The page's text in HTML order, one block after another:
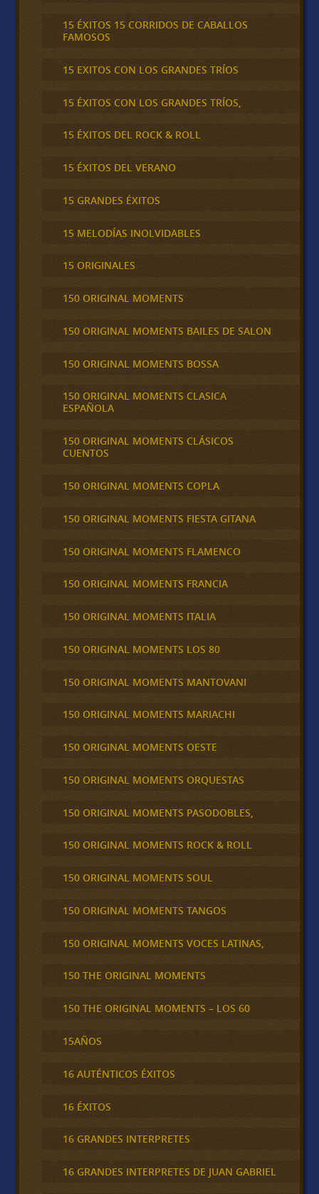
15 ÉXITOS 15 CORRIDOS DE CABALLOS
FAMOSOS
15 EXITOS CON LOS GRANDES TRÍOS
15 ÉXITOS CON LOS GRANDES TRÍOS,
15 ÉXITOS DEL ROCK & ROLL
15 ÉXITOS DEL VERANO
15 GRANDES ÉXITOS
15 MELODÍAS INOLVIDABLES
15 ORIGINALES
150 ORIGINAL MOMENTS
150 ORIGINAL MOMENTS BAILES DE SALON
150 ORIGINAL MOMENTS BOSSA
150 ORIGINAL MOMENTS CLASICA
ESPAÑOLA
150 ORIGINAL MOMENTS CLÁSICOS
CUENTOS
150 ORIGINAL MOMENTS COPLA
150 ORIGINAL MOMENTS FIESTA GITANA
150 ORIGINAL MOMENTS FLAMENCO
150 ORIGINAL MOMENTS FRANCIA
150 ORIGINAL MOMENTS ITALIA
150 ORIGINAL MOMENTS LOS 80
150 ORIGINAL MOMENTS MANTOVANI
150 ORIGINAL MOMENTS MARIACHI
150 ORIGINAL MOMENTS OESTE
150 ORIGINAL MOMENTS ORQUESTAS
150 ORIGINAL MOMENTS PASODOBLES,
150 ORIGINAL MOMENTS ROCK & ROLL
150 ORIGINAL MOMENTS SOUL
150 ORIGINAL MOMENTS TANGOS
150 ORIGINAL MOMENTS VOCES LATINAS,
150 THE ORIGINAL MOMENTS
150 THE ORIGINAL MOMENTS – LOS 60
15AÑOS
16 AUTÉNTICOS ÉXITOS
16 ÉXITOS
16 GRANDES INTERPRETES
16 GRANDES INTERPRETES DE JUAN GABRIEL